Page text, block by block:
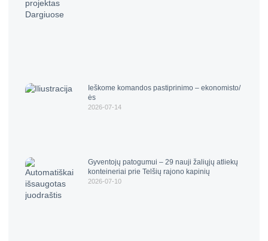
Ieškome komandos pastiprinimo – ekonomisto/
ės
2026-07-14
Gyventojų patogumui – 29 nauji žaliųjų atliekų
konteineriai prie Telšių rajono kapinių
2026-07-10